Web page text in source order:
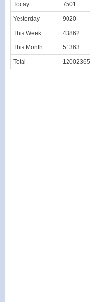
Today 7501
Yesterday 9020
This Week 43862
This Month 51363
Total 12002365